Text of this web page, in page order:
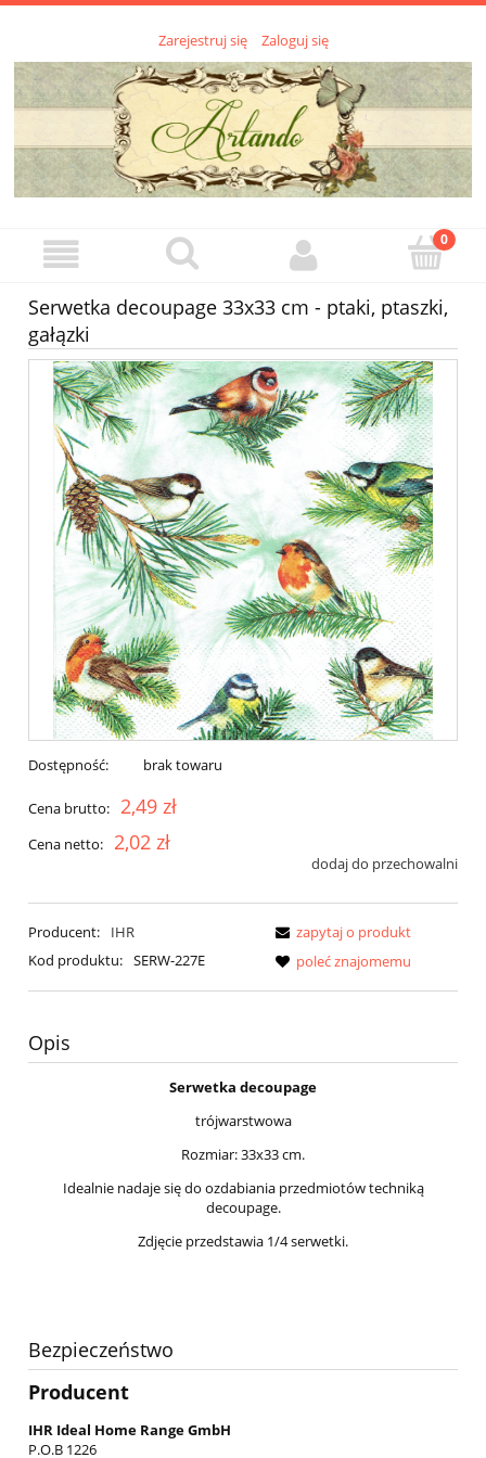
Zarejestruj się Zaloguj się
Serwetka decoupage 33x33 cm - ptaki, ptaszki,
gałązki
Dostępność: brak towaru
Cena brutto: 2,49 zł
Cena netto: 2,02 zł
dodaj do przechowalni
Producent:
IHR
Kod produktu: SERW-227E
zapytaj o produkt
poleć znajomemu
Opis
Serwetka decoupage
trójwarstwowa
Rozmiar: 33x33 cm.
Idealnie nadaje się do ozdabiania przedmiotów techniką
decoupage.
Zdjęcie przedstawia 1/4 serwetki.
Bezpieczeństwo
Producent
IHR Ideal Home Range GmbH
P.O.B 1226